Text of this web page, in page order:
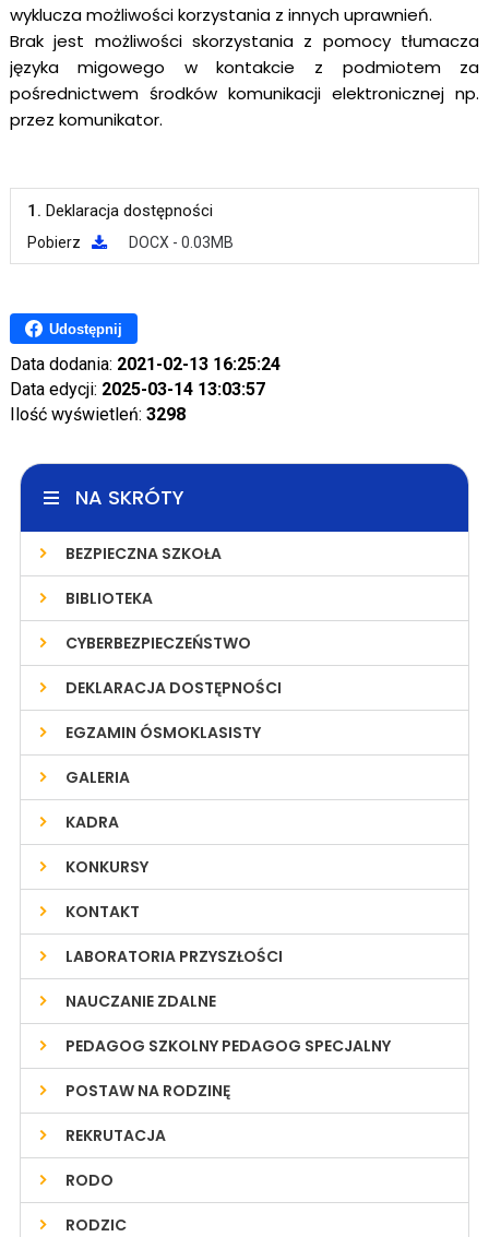
wyklucza możliwości korzystania z innych uprawnień.
Brak jest możliwości skorzystania z pomocy tłumacza
języka migowego w kontakcie z podmiotem za
pośrednictwem środków komunikacji elektronicznej np.
przez komunikator.
1. Deklaracja dostępności
Pobierz DOCX - 0.03MB
Udostępnij
Data dodania: 2021-02-13 16:25:24
Data edycji: 2025-03-14 13:03:57
Ilość wyświetleń: 3298
NA SKRÓTY
BEZPIECZNA SZKOŁA
BIBLIOTEKA
CYBERBEZPIECZEŃSTWO
DEKLARACJA DOSTĘPNOŚCI
EGZAMIN ÓSMOKLASISTY
GALERIA
KADRA
KONKURSY
KONTAKT
LABORATORIA PRZYSZŁOŚCI
NAUCZANIE ZDALNE
PEDAGOG SZKOLNY PEDAGOG SPECJALNY
POSTAW NA RODZINĘ
REKRUTACJA
RODO
RODZIC